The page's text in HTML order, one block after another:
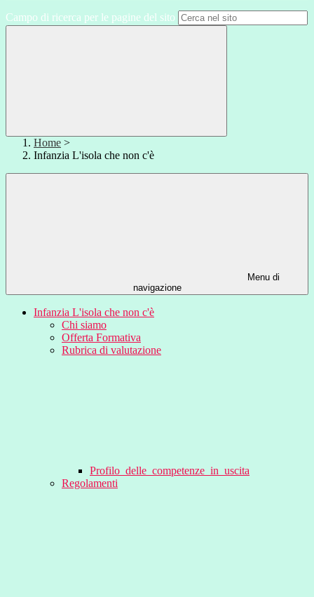
Campo di ricerca per le pagine del sito
Home >
Infanzia L'isola che non c'è
Menu di
navigazione
Infanzia L'isola che non c'è
Chi siamo
Offerta Formativa
Rubrica di valutazione
Profilo_delle_competenze_in_uscita
Regolamenti